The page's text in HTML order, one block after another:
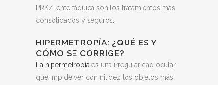
PRK/ lente fáquica son los tratamientos más
consolidados y seguros.
HIPERMETROPÍA: ¿QUÉ ES Y
CÓMO SE CORRIGE?
La hipermetropía es una irregularidad ocular
que impide ver con nitidez los objetos más